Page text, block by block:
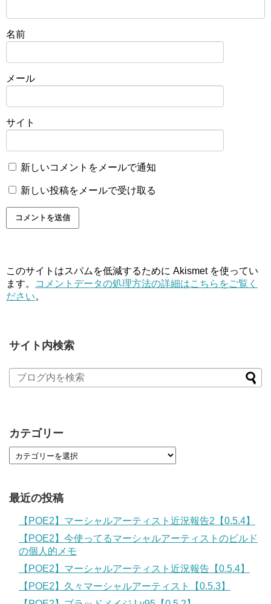
名前
メール
サイト
新しいコメントをメールで通知
新しい投稿をメールで受け取る
このサイトはスパムを低減するために Akismet を使ってい
ます。
コメントデータの処理方法の詳細はこちらをご覧く
ださい。
サイト内検索
カテゴリー
最近の投稿
【POE2】マーシャルアーティスト近況報告2【0.5.4】
【POE2】今使ってるマーシャルアーティストのビルド
の個人的メモ
【POE2】マーシャルアーティスト近況報告【0.5.4】
【POE2】久々マーシャルアーティスト【0.5.3】